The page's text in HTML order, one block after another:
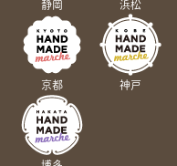
静岡 浜松
京都 神戸